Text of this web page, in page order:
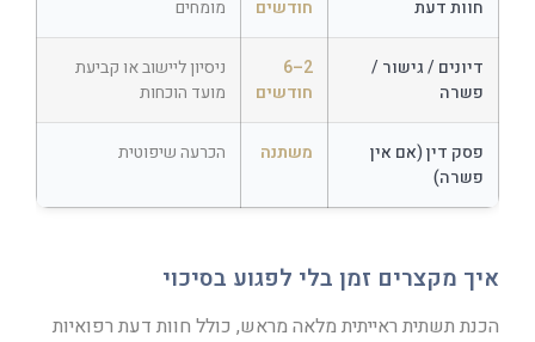
חוות דעת חודשים מומחים
דיונים / גישור /
פשרה
2–6
חודשים
ניסיון ליישוב או קביעת
מועד הוכחות
פסק דין (אם אין
פשרה)
משתנה הכרעה שיפוטית
איך מקצרים זמן בלי לפגוע בסיכוי
הכנת תשתית ראייתית מלאה מראש, כולל חוות דעת רפואיות